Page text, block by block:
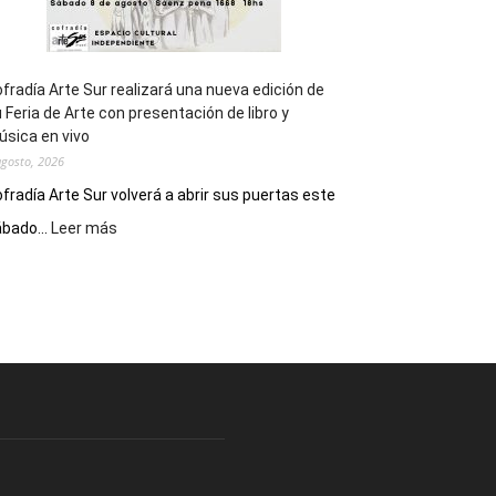
Arte Sur realizará una nueva edición de
Feria de Arte con presentación de libro y
en vivo
2026
Arte Sur volverá a abrir sus puertas este
Leer más
nueva